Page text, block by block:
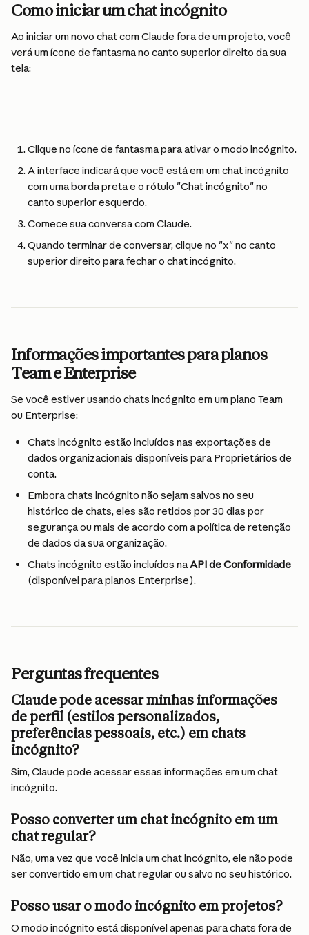
Como iniciar um chat incógnito
Ao iniciar um novo chat com Claude fora de um projeto, você
verá um ícone de fantasma no canto superior direito da sua
tela:
Clique no ícone de fantasma para ativar o modo incógnito.
A interface indicará que você está em um chat incógnito
com uma borda preta e o rótulo "Chat incógnito" no
canto superior esquerdo.
Comece sua conversa com Claude.
Quando terminar de conversar, clique no "x" no canto
superior direito para fechar o chat incógnito.
Informações importantes para planos
Team e Enterprise
Se você estiver usando chats incógnito em um plano Team
ou Enterprise:
Chats incógnito estão incluídos nas exportações de
dados organizacionais disponíveis para Proprietários de
conta.
Embora chats incógnito não sejam salvos no seu
histórico de chats, eles são retidos por 30 dias por
segurança ou mais de acordo com a política de retenção
de dados da sua organização.
Chats incógnito estão incluídos na API de Conformidade
(disponível para planos Enterprise).
Perguntas frequentes
Claude pode acessar minhas informações
de perfil (estilos personalizados,
preferências pessoais, etc.) em chats
incógnito?
Sim, Claude pode acessar essas informações em um chat
incógnito.
Posso converter um chat incógnito em um
chat regular?
Não, uma vez que você inicia um chat incógnito, ele não pode
ser convertido em um chat regular ou salvo no seu histórico.
Posso usar o modo incógnito em projetos?
O modo incógnito está disponível apenas para chats fora de